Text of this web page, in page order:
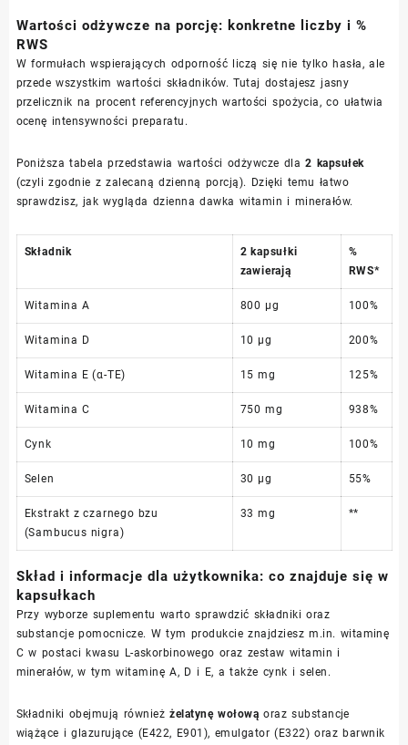
Wartości odżywcze na porcję: konkretne liczby i %
RWS
W formułach wspierających odporność liczą się nie tylko hasła, ale
przede wszystkim wartości składników. Tutaj dostajesz jasny
przelicznik na procent referencyjnych wartości spożycia, co ułatwia
ocenę intensywności preparatu.
Poniższa tabela przedstawia wartości odżywcze dla2 kapsułek
(czyli zgodnie z zalecaną dzienną porcją). Dzięki temu łatwo
sprawdzisz, jak wygląda dzienna dawka witamin i minerałów.
Składnik
2 kapsułki
zawierają
%
RWS*
Witamina A 800 μg 100%
Witamina D 10 μg 200%
Witamina E (α-TE) 15 mg 125%
Witamina C 750 mg 938%
Cynk 10 mg 100%
Selen 30 μg 55%
Ekstrakt z czarnego bzu
(Sambucus nigra)
33 mg **
Skład i informacje dla użytkownika: co znajduje się w
kapsułkach
Przy wyborze suplementu warto sprawdzić składniki oraz
substancje pomocnicze. W tym produkcie znajdziesz m.in. witaminę
C w postaci kwasu L-askorbinowego oraz zestaw witamin i
minerałów, w tym witaminę A, D i E, a także cynk i selen.
Składniki obejmują równieżżelatynę wołową oraz substancje
wiążące i glazurujące (E422, E901), emulgator (E322) oraz barwnik